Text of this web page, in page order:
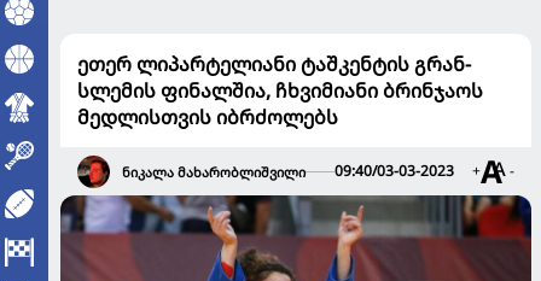
ეთერ ლიპარტელიანი ტაშკენტის გრან-
სლემის ფინალშია, ჩხვიმიანი ბრინჯაოს
მედლისთვის იბრძოლებს
ნიკალა მახარობლიშვილი 09:40/03-03-2023 + -